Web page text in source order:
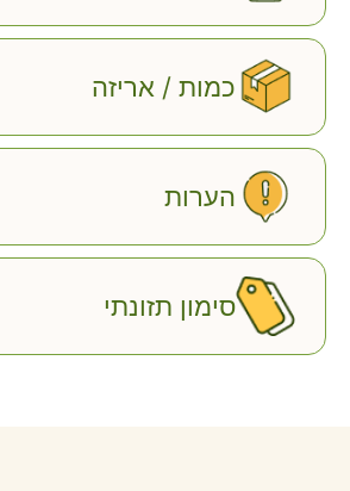
כמות / אריזה
הערות
סימון תזונתי